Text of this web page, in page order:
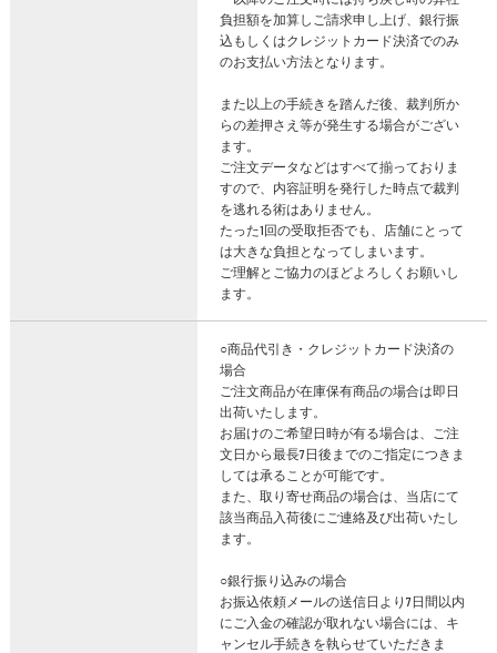
負担額を加算しご請求申し上げ、銀行振
込もしくはクレジットカード決済でのみ
のお支払い方法となります。
また以上の手続きを踏んだ後、裁判所か
らの差押さえ等が発生する場合がござい
ます。
ご注文データなどはすべて揃っておりま
すので、内容証明を発行した時点で裁判
を逃れる術はありません。
たった1回の受取拒否でも、店舗にとって
は大きな負担となってしまいます。
ご理解とご協力のほどよろしくお願いし
ます。
○商品代引き・クレジットカード決済の
場合
ご注文商品が在庫保有商品の場合は即日
出荷いたします。
お届けのご希望日時が有る場合は、ご注
文日から最長7日後までのご指定につきま
しては承ることが可能です。
また、取り寄せ商品の場合は、当店にて
該当商品入荷後にご連絡及び出荷いたし
ます。
○銀行振り込みの場合
お振込依頼メールの送信日より7日間以内
にご入金の確認が取れない場合には、キ
ャンセル手続きを執らせていただきま